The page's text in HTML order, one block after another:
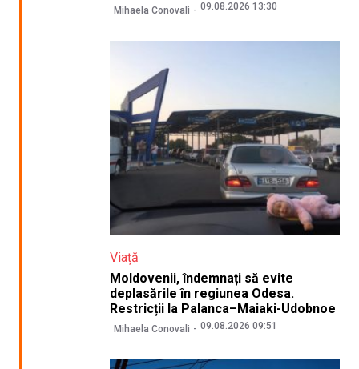
Mihaela Conovali 09.08.2026 13:30
Viață
Moldovenii, îndemnați să evite
deplasările în regiunea Odesa.
Restricții la Palanca–Maiaki-Udobnoe
Mihaela Conovali 09.08.2026 09:51